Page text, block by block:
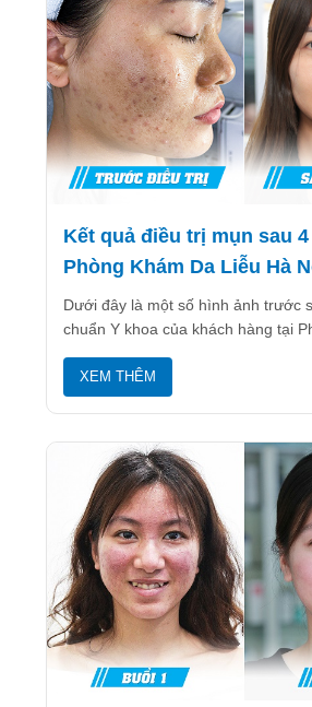
Kết quả điều trị mụn sau
Phòng Khám Da Liễu Hà
Dưới đây là một số hình ảnh trước
chuẩn Y khoa của khách hàng tại
XEM THÊM